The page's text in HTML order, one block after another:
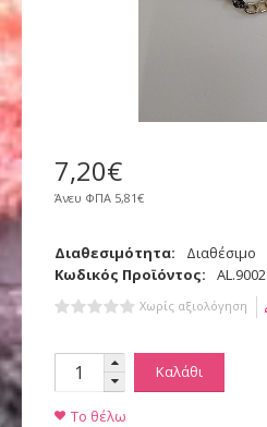
7,20€
Άνευ ΦΠΑ 5,81€
Διαθεσιμότητα:
Διαθέσιμο
Κωδικός Προϊόντος:
AL.9002
Χωρίς αξιολόγηση
Καλάθι
Το θέλω